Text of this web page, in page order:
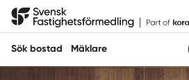
Hoppa
Svensk Fastighetsförmedling
Sök bostad Mäklare